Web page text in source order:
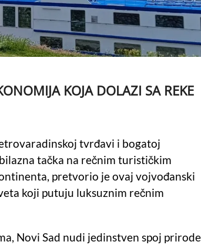
KOJA DOLAZI SA REKE
tvrđavi i bogatoj
tačka na rečnim turističkim
pretvorio je ovaj vojvođanski
koji putuju luksuznim rečnim
Novi Sad nudi jedinstven spoj